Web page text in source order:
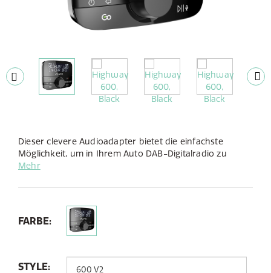
Dieser clevere Audioadapter bietet die einfachste
Möglichkeit, um in Ihrem Auto DAB-Digitalradio zu
hören, freisprecheinrichtung und Bluetooth-Musik von
Mehr
FARBE:
STYLE: